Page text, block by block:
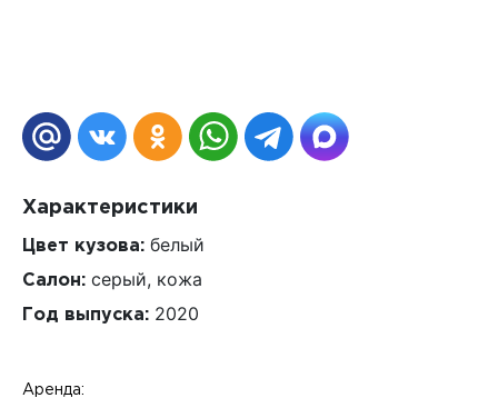
Характеристики
Цвет кузова: белый
Салон: серый, кожа
Год выпуска: 2020
Аренда: